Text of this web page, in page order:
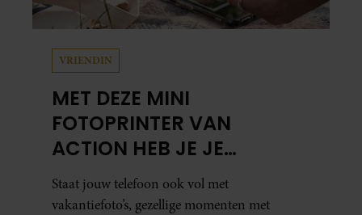
VRIENDIN
MET DEZE MINI
FOTOPRINTER VAN
ACTION HEB JE JE
FAVORIETE FOTO’S BINNEN
ÉÉN MINUUT IN HANDEN
Staat jouw telefoon ook vol met
vakantiefoto’s, gezellige momenten met